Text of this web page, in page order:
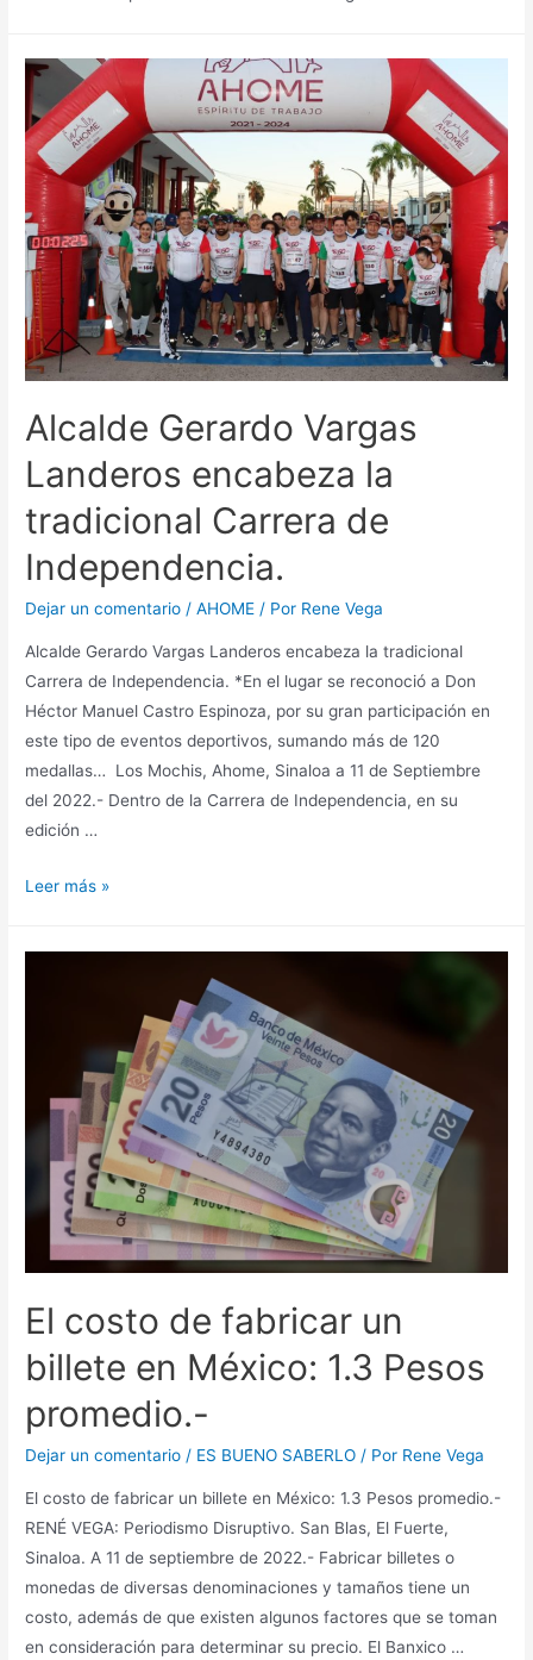
Alcalde Gerardo Vargas
Landeros encabeza la
tradicional Carrera de
Independencia.
Dejar un comentario /AHOME / Por Rene Vega
Alcalde Gerardo Vargas Landeros encabeza la tradicional
Carrera de Independencia. *En el lugar se reconoció a Don
Héctor Manuel Castro Espinoza, por su gran participación en
este tipo de eventos deportivos, sumando más de 120
medallas… Los Mochis, Ahome, Sinaloa a 11 de Septiembre
del 2022.- Dentro de la Carrera de Independencia, en su
edición …
Leer más »
El costo de fabricar un
billete en México: 1.3 Pesos
promedio.-
Dejar un comentario / ES BUENO SABERLO / Por Rene Vega
El costo de fabricar un billete en México: 1.3 Pesos promedio.-
RENÉ VEGA: Periodismo Disruptivo. San Blas, El Fuerte,
Sinaloa. A 11 de septiembre de 2022.- Fabricar billetes o
monedas de diversas denominaciones y tamaños tiene un
costo, además de que existen algunos factores que se toman
en consideración para determinar su precio. El Banxico …